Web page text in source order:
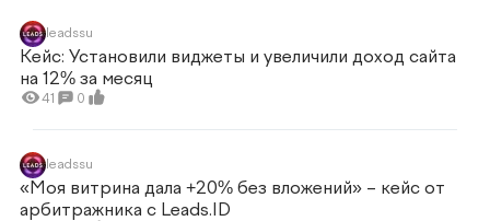
leadssu
Кейс: Установили виджеты и увеличили доход сайта
на 12% за месяц
41 0
leadssu
«Моя витрина дала +20% без вложений» – кейс от
арбитражника c Leads.ID